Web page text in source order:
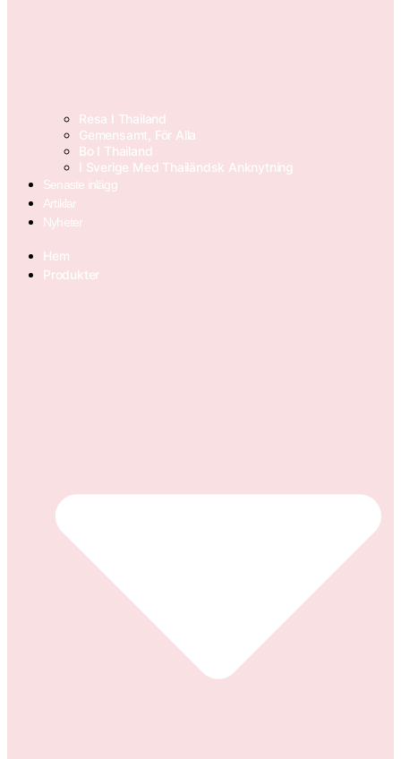
Resa I Thailand
Gemensamt, För Alla
Bo I Thailand
I Sverige Med Thailändsk Anknytning
Senaste inlägg
Artiklar
Nyheter
Hem
Produkter